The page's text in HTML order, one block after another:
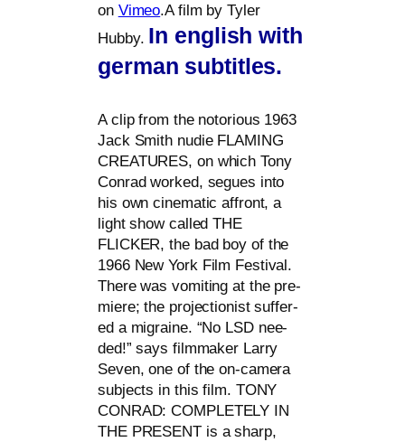
on Vimeo.A film by Tyler
Hubby. In eng­lish with
ger­man subtitles.
A clip from the noto­rious 1963
Jack Smith nudie FLAMING
CREATURES, on which Tony
Conrad work­ed, segues into
his own cine­ma­tic affront, a
light show cal­ledTHE
FLICKER, the bad boy of the
1966 New York Film Festival.
There was vomi­ting at the pre­
mie­re; the pro­jec­tion­ist suf­fe­r­
ed a migrai­ne. “No LSDnee­
ded!” says film­ma­ker Larry
Seven, one of the on-came­ra
sub­jects in this film. TONY
CONRAD:COMPLETELY IN
THE PRESENTis a sharp,